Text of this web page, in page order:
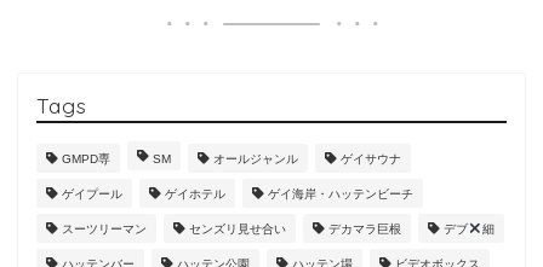
Tags
GMPD専 SM オールジャンル ゲイサウナ
ゲイプール ゲイホテル ゲイ海岸・ハッテンビーチ
スーツリーマン センズリ見せ合い デカマラ巨根 デブ 細
ハッテンバー ハッテン公園 ハッテン場 ビデオボックス